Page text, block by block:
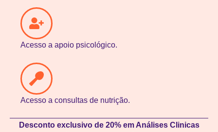
Acesso a apoio psicológico.
Acesso a consultas de nutrição.
Desconto exclusivo de 20% em Análises Clinicas